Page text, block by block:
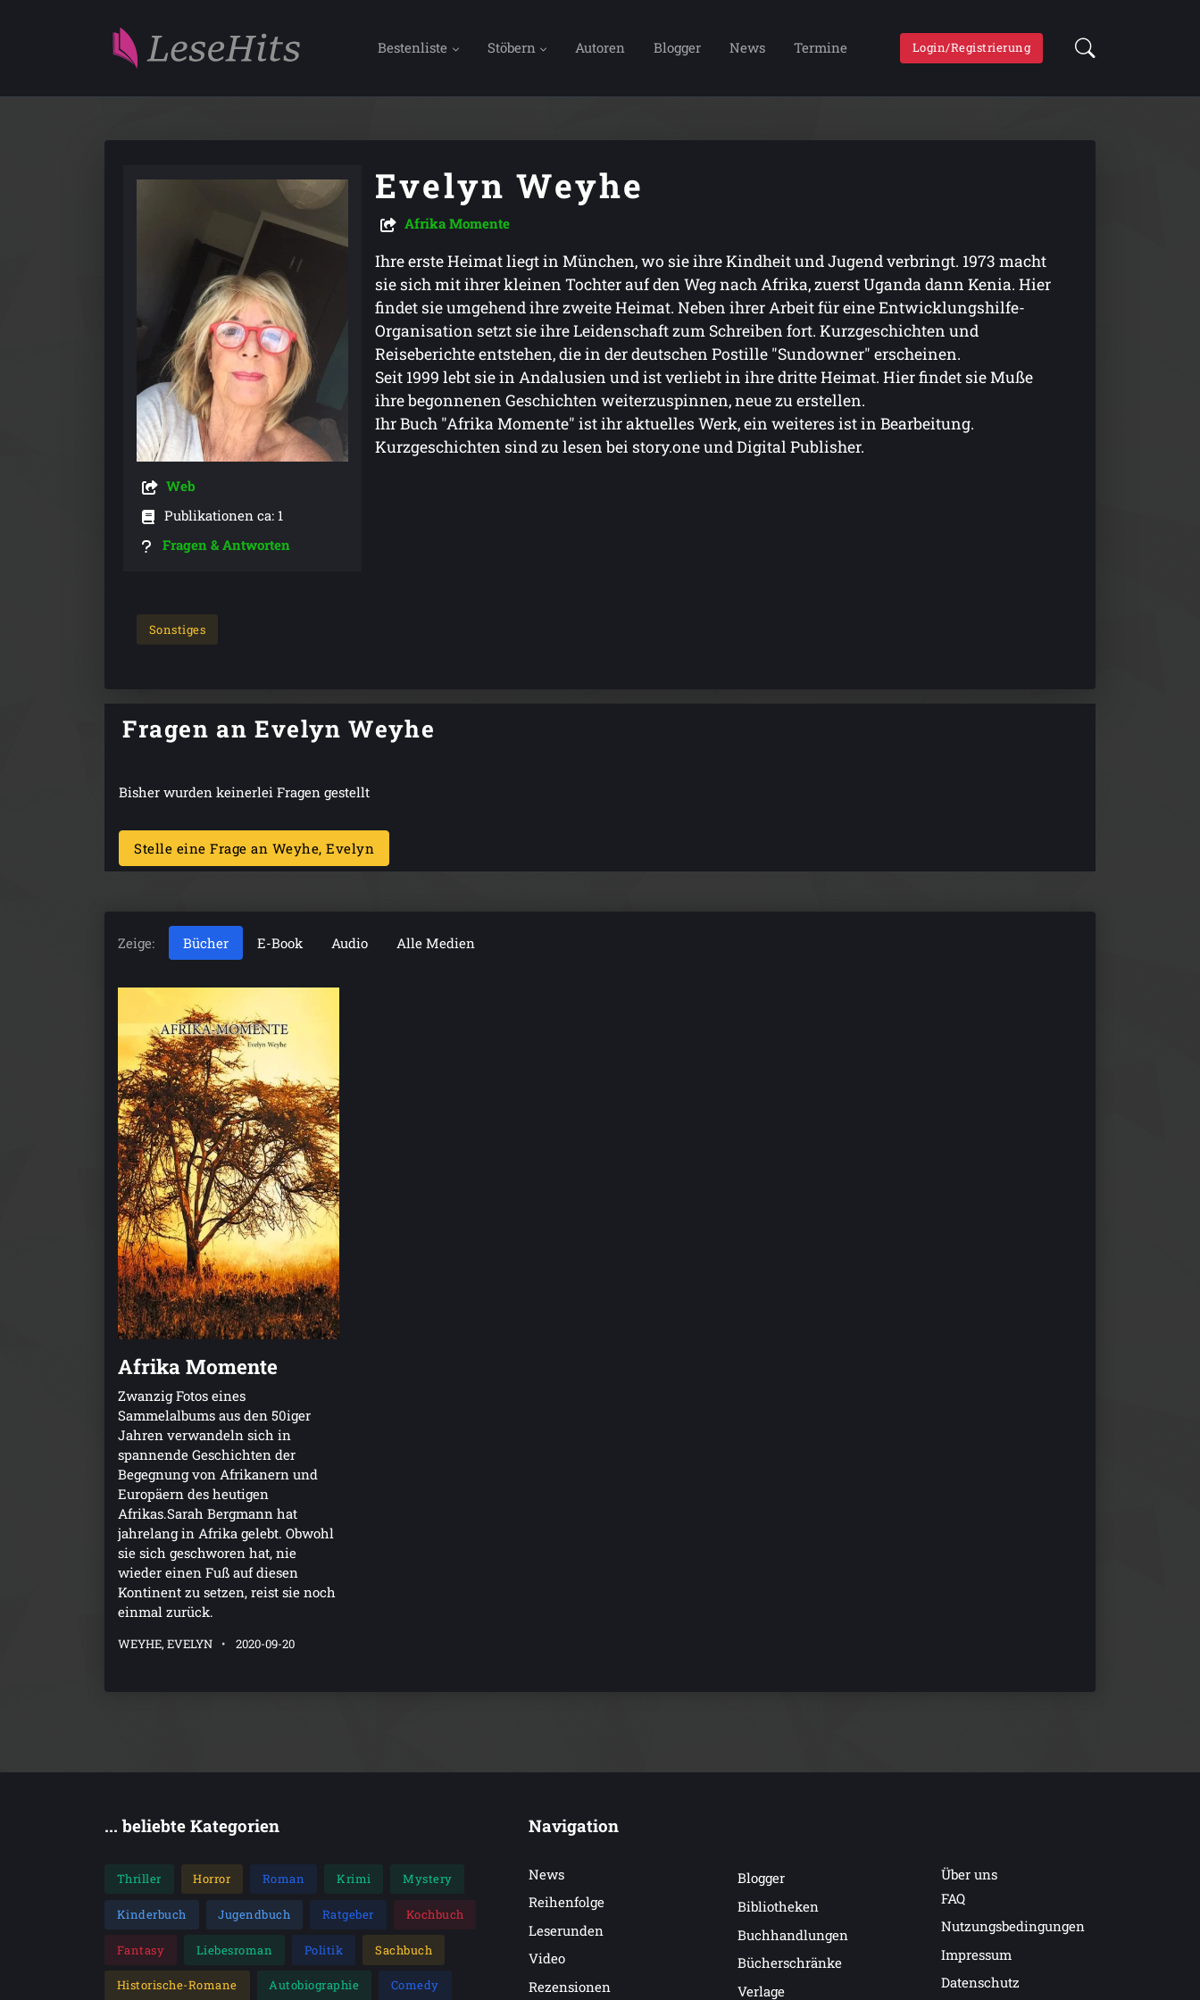
Bestenliste Stöbern Autoren Blogger News Termine Login/Registrierung
Web
Publikationen ca: 1
Fragen & Antworten
Evelyn Weyhe
Afrika Momente
Ihre erste Heimat liegt in München, wo sie ihre Kindheit und Jugend verbringt. 1973 macht
sie sich mit ihrer kleinen Tochter auf den Weg nach Afrika, zuerst Uganda dann Kenia. Hier
findet sie umgehend ihre zweite Heimat. Neben ihrer Arbeit für eine Entwicklungshilfe-
Organisation setzt sie ihre Leidenschaft zum Schreiben fort. Kurzgeschichten und
Reiseberichte entstehen, die in der deutschen Postille "Sundowner" erscheinen.
Seit 1999 lebt sie in Andalusien und ist verliebt in ihre dritte Heimat. Hier findet sie Muße
ihre begonnenen Geschichten weiterzuspinnen, neue zu erstellen.
Ihr Buch "Afrika Momente" ist ihr aktuelles Werk, ein weiteres ist in Bearbeitung.
Kurzgeschichten sind zu lesen bei story.one und Digital Publisher.
Sonstiges
Fragen an Evelyn Weyhe
Bisher wurden keinerlei Fragen gestellt
Stelle eine Frage an Weyhe, Evelyn
Zeige: Bücher E-Book Audio Alle Medien
Afrika Momente
Zwanzig Fotos eines
Sammelalbums aus den 50iger
Jahren verwandeln sich in
spannende Geschichten der
Begegnung von Afrikanern und
Europäern des heutigen
Afrikas.Sarah Bergmann hat
jahrelang in Afrika gelebt. Obwohl
sie sich geschworen hat, nie
wieder einen Fuß auf diesen
Kontinent zu setzen, reist sie noch
einmal zurück.
WEYHE, EVELYN 2020-09-20
... beliebte Kategorien
Thriller Horror Roman Krimi Mystery
Kinderbuch Jugendbuch Ratgeber Kochbuch
Fantasy Liebesroman Politik Sachbuch
Historische-Romane Autobiographie Comedy
Navigation
News
Reihenfolge
Leserunden
Video
Rezensionen
Blogger
Bibliotheken
Buchhandlungen
Bücherschränke
Verlage
Über uns
FAQ
Nutzungsbedingungen
Impressum
Datenschutz